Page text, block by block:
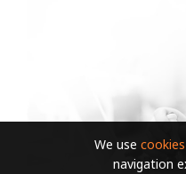
We use cookies
navigation